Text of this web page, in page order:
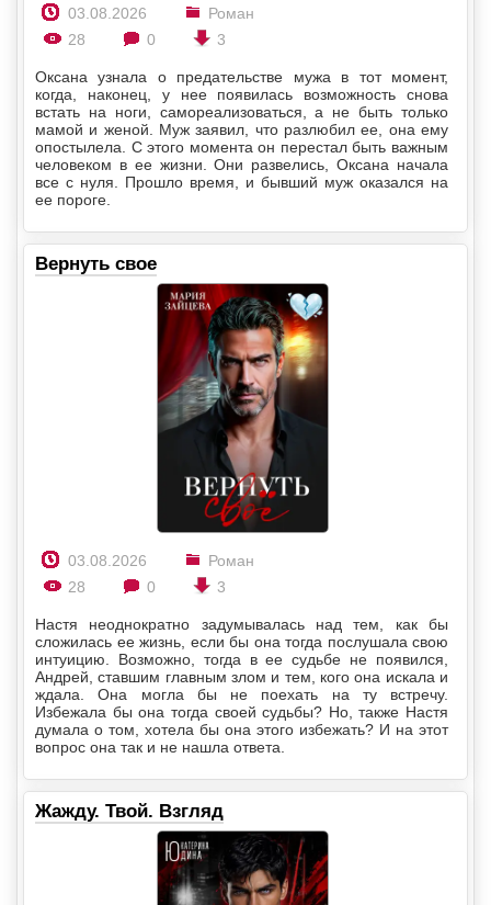
03.08.2026
Роман
28
0 3
Оксана узнала о предательстве мужа в тот момент,
когда, наконец, у нее появилась возможность снова
встать на ноги, самореализоваться, а не быть только
мамой и женой. Муж заявил, что разлюбил ее, она ему
опостылела. С этого момента он перестал быть важным
человеком в ее жизни. Они развелись, Оксана начала
все с нуля. Прошло время, и бывший муж оказался на
ее пороге.
Вернуть свое
03.08.2026
Роман
28
0 3
Настя неоднократно задумывалась над тем, как бы
сложилась ее жизнь, если бы она тогда послушала свою
интуицию. Возможно, тогда в ее судьбе не появился,
Андрей, ставшим главным злом и тем, кого она искала и
ждала. Она могла бы не поехать на ту встречу.
Избежала бы она тогда своей судьбы? Но, также Настя
думала о том, хотела бы она этого избежать? И на этот
вопрос она так и не нашла ответа.
Жажду. Твой. Взгляд